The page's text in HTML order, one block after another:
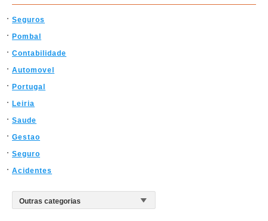
Seguros
Pombal
Contabilidade
Automovel
Portugal
Leiria
Saude
Gestao
Seguro
Acidentes